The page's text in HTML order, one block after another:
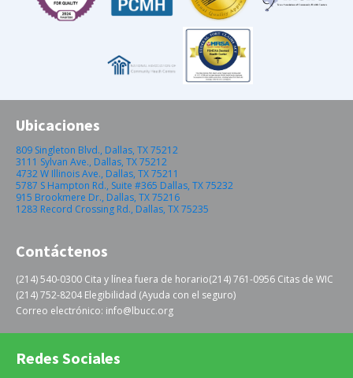
Ubicaciones
809 Singleton Blvd., Dallas, TX 75212
3111 Sylvan Ave., Dallas, TX 75212
4732 W Illinois Ave., Dallas, TX 75211
5787 S Hampton Rd., Suite #365 Dallas, TX 75232
915 Brookmere Dr., Dallas, TX 75216
1283 Record Crossing Rd., Dallas, TX 75235
Contáctenos
(214) 540-0300 Cita y línea fuera de horario(214) 761-0956 Citas de WIC
(214) 752-8204 Elegibilidad (Ayuda con el seguro)
Correo electrónico: info@lbucc.org
Redes Sociales